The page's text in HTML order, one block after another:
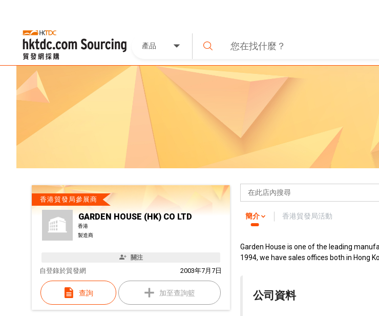
產品
香港貿發局參展商
GARDEN HOUSE (HK) CO LTD
香港
製造商
關注
自 2003年7月7日
登錄於貿發網
查詢 加至查詢籃
簡介 香港貿發局活動
Garden House is one of the leading
1994, we have sales offices both in Hong
公司資料